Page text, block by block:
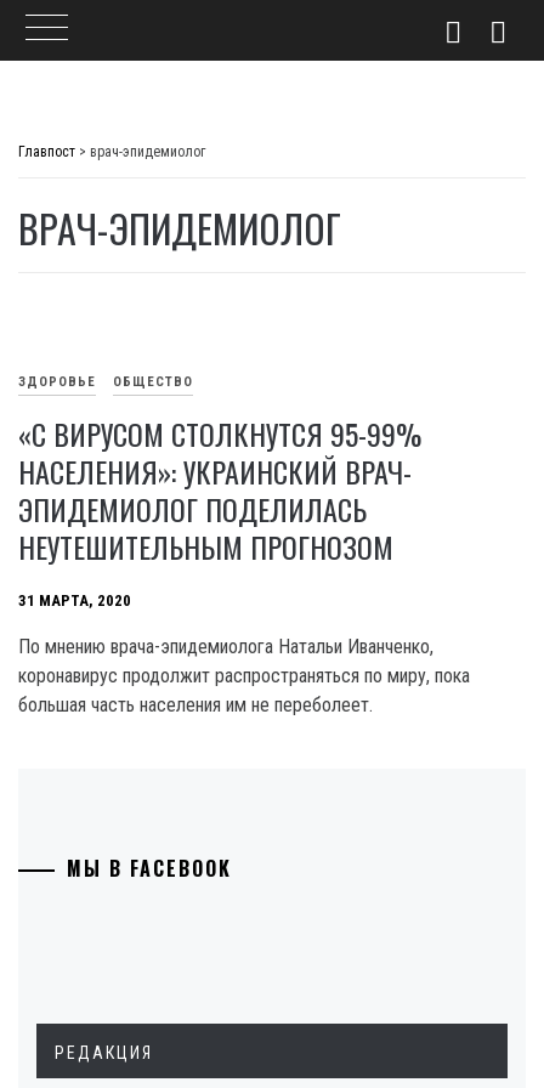
Главпост > врач-эпидемиолог
ВРАЧ-ЭПИДЕМИОЛОГ
ЗДОРОВЬЕ ОБЩЕСТВО
«С ВИРУСОМ СТОЛКНУТСЯ 95-99%
НАСЕЛЕНИЯ»: УКРАИНСКИЙ ВРАЧ-
ЭПИДЕМИОЛОГ ПОДЕЛИЛАСЬ
НЕУТЕШИТЕЛЬНЫМ ПРОГНОЗОМ
31 МАРТА, 2020
По мнению врача-эпидемиолога Натальи Иванченко,
коронавирус продолжит распространяться по миру, пока
большая часть населения им не переболеет.
МЫ В FACEBOOK
РЕДАКЦИЯ